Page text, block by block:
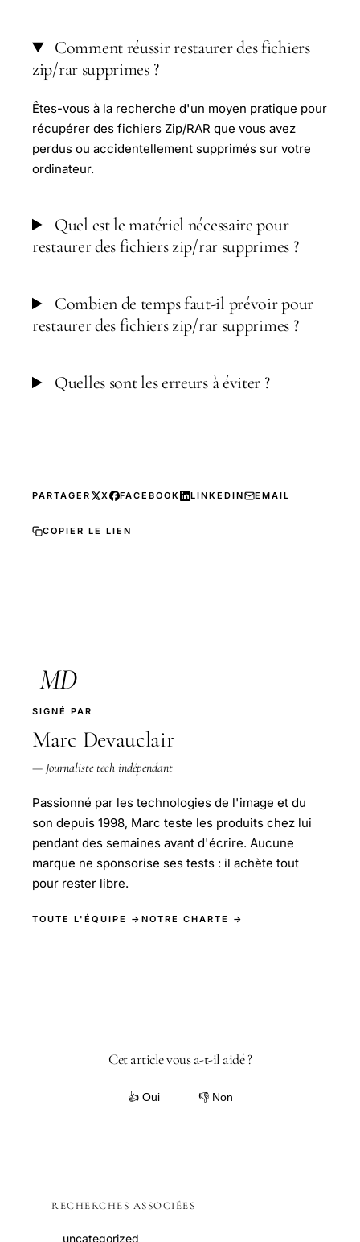
Comment réussir restaurer des fichiers
zip/rar supprimes ?
Êtes-vous à la recherche d'un moyen pratique pour
récupérer des fichiers Zip/RAR que vous avez
perdus ou accidentellement supprimés sur votre
ordinateur.
Quel est le matériel nécessaire pour
restaurer des fichiers zip/rar supprimes ?
Combien de temps faut-il prévoir pour
restaurer des fichiers zip/rar supprimes ?
Quelles sont les erreurs à éviter ?
PARTAGER X FACEBOOK LINKEDIN EMAIL
COPIER LE LIEN
MD
SIGNÉ PAR
Marc Devauclair
— Journaliste tech indépendant
Passionné par les technologies de l'image et du
son depuis 1998, Marc teste les produits chez lui
pendant des semaines avant d'écrire. Aucune
marque ne sponsorise ses tests : il achète tout
pour rester libre.
TOUTE L'ÉQUIPE → NOTRE CHARTE →
Cet article vous a-t-il aidé ?
👍 Oui 👎 Non
RECHERCHES ASSOCIÉES
uncategorized